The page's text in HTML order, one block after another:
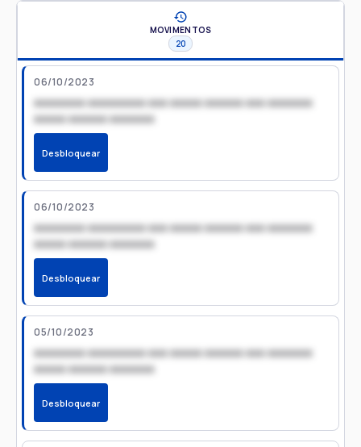
MOVIMENTOS
20
06/10/2023
xxxxxxxx xxxxxxxxx xxx xxxxx xxxxxx xxx xxxxxxx
xxxxx xxxxxx xxxxxxx
Desbloquear
06/10/2023
xxxxxxxx xxxxxxxxx xxx xxxxx xxxxxx xxx xxxxxxx
xxxxx xxxxxx xxxxxxx
Desbloquear
05/10/2023
xxxxxxxx xxxxxxxxx xxx xxxxx xxxxxx xxx xxxxxxx
xxxxx xxxxxx xxxxxxx
Desbloquear